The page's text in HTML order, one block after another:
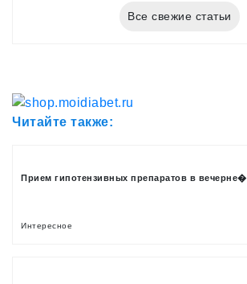
Все свежие статьи
Читайте также:
Прием гипотензивных препаратов в вечерне�
Интересное